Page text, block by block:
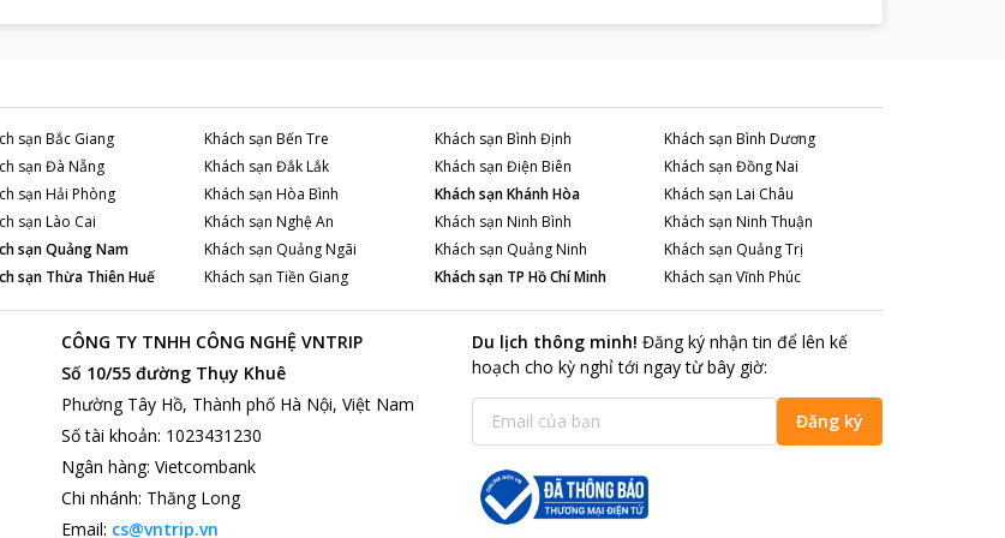
sạn Bắc Giang Khách sạn Bến Tre Khách sạn Bình Định Khách sạn Bình Dương
sạn Đà Nẵng Khách sạn Đắk Lắk Khách sạn Điện Biên Khách sạn Đồng Nai
sạn Hải Phòng Khách sạn Hòa Bình Khách sạnKhánh Hòa Khách sạn Lai Châu
sạn Lào Cai Khách sạn Nghệ An Khách sạn Ninh Bình Khách sạn Ninh Thuận
sạnQuảng Nam Khách sạn Quảng Ngãi Khách sạn Quảng Ninh Khách sạn Quảng Trị
sạn Thừa Thiên Huế Khách sạn Tiền Giang Khách sạn TP Hồ Chí Minh Khách sạn Vĩnh Phúc
CÔNG TY TNHH CÔNG NGHỆ VNTRIP
Số 10/55 đường Thụy Khuê
Phường Tây Hồ, Thành phố Hà Nội, Việt Nam
Số tài khoản: 1023431230
Ngân hàng: Vietcombank
Chi nhánh: Thăng Long
Email: cs@vntrip.vn
Du lịch thông minh! Đăng ký nhận tin để lên kế
hoạch cho kỳ nghỉ tới ngay từ bây giờ:
Đăng ký